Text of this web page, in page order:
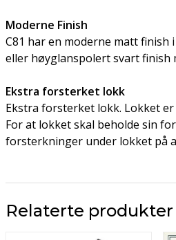
Moderne Finish
C81 har en moderne matt
eller høyglanspolert svart finish
Ekstra forsterket lokk
Ekstra forsterket lokk. Lokket
For at lokket skal beholde sin
forsterkninger under lokket på
Relaterte produkter